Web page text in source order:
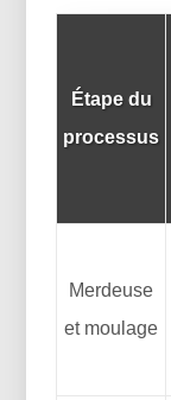
Étape du
processus
Merdeuse
et moulage